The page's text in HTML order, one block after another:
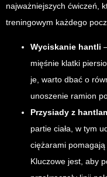
najważniejszych ćwiczeń,
treningowym każdego
Wyciskanie hantli
mięśnie klatki
je, warto dbać o
unoszenie ramion
Przysiady z
partie ciała, w tym
ciężarami pomagają
Kluczowe jest, aby